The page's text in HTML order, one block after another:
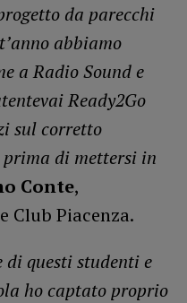
da parecchi
abbiamo
a Radio Sound e
Ready2Go
sul corretto
di mettersi in
Conte,
Club Piacenza.
di questi studenti e
ho captato proprio